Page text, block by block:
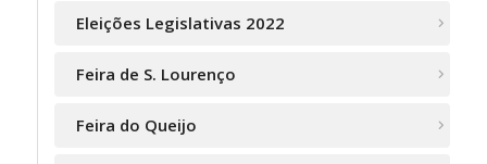
Eleições Legislativas 2022
Feira de S. Lourenço
Feira do Queijo